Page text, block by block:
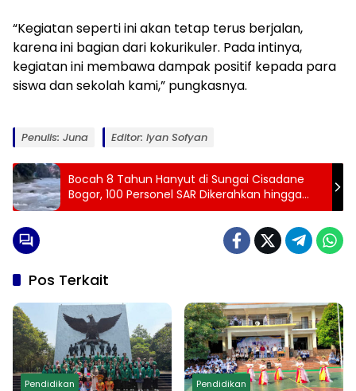
“Kegiatan seperti ini akan tetap terus berjalan,
karena ini bagian dari kokurikuler. Pada intinya,
kegiatan ini membawa dampak positif kepada para
siswa dan sekolah kami,” pungkasnya.
Penulis: Juna Editor: Iyan Sofyan
Bocah 8 Tahun Hanyut di Sungai Cisadane
Bogor, 100 Personel SAR Dikerahkan hingga
Malam Hari
Pos Terkait
Pendidikan Pendidikan